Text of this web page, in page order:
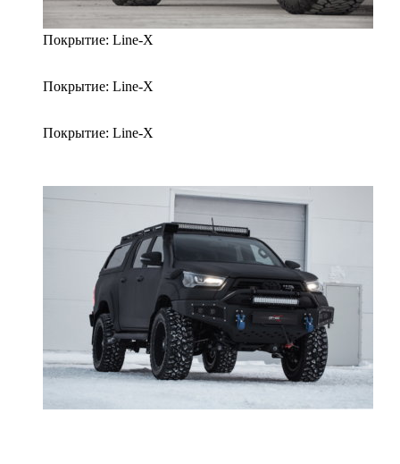
Покрытие: Line-X
Покрытие: Line-X
Покрытие: Line-X